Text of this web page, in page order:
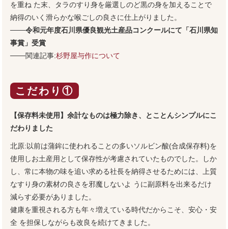
を重ね た末、タラのすり身を厳選しのど黒の身を加えることで
納得のいく滑らかな喉ごしの良さに仕上がりました。
───令和元年度石川県優良観光土産品コンクールにて「石川県知
事賞」受賞
───関連記事:杉野屋与作について
こだわり①
【保存料未使用】余計なものは極力除き、とことんシンプルにこ
だわりました
北原:以前は蒲鉾に使われることの多いソルビン酸(合成保存料)を
使用しお土産用として保存性が考慮されていたものでした。しか
し、常に本物の味を追い求める社長を納得させるためには、上質
なすり身の素材の良さを邪魔しないよ うに副原料を出来るだけ
減らす必要がありました。
健康を重視される方も年々増えている時代だからこそ、安心・安
全 を担保しながらも改良を続けてきました。